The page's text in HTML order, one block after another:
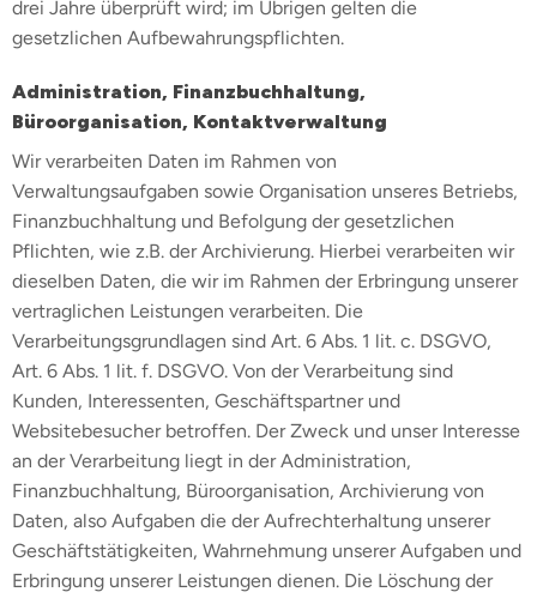
drei Jahre überprüft wird; im Übrigen gelten die
gesetzlichen Aufbewahrungspflichten.
Administration, Finanzbuchhaltung,
Büroorganisation, Kontaktverwaltung
Wir verarbeiten Daten im Rahmen von
Verwaltungsaufgaben sowie Organisation unseres Betriebs,
Finanzbuchhaltung und Befolgung der gesetzlichen
Pflichten, wie z.B. der Archivierung. Hierbei verarbeiten wir
dieselben Daten, die wir im Rahmen der Erbringung unserer
vertraglichen Leistungen verarbeiten. Die
Verarbeitungsgrundlagen sind Art. 6 Abs. 1 lit. c. DSGVO,
Art. 6 Abs. 1 lit. f. DSGVO. Von der Verarbeitung sind
Kunden, Interessenten, Geschäftspartner und
Websitebesucher betroffen. Der Zweck und unser Interesse
an der Verarbeitung liegt in der Administration,
Finanzbuchhaltung, Büroorganisation, Archivierung von
Daten, also Aufgaben die der Aufrechterhaltung unserer
Geschäftstätigkeiten, Wahrnehmung unserer Aufgaben und
Erbringung unserer Leistungen dienen. Die Löschung der